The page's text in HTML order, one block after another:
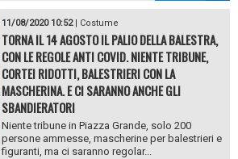
11/08/2020 10:52| Costume
TORNA IL 14 AGOSTO IL PALIO DELLA BALESTRA,
CON LE REGOLE ANTI COVID. NIENTE TRIBUNE,
CORTEI RIDOTTI, BALESTRIERI CON LA
MASCHERINA. E CI SARANNO ANCHE GLI
SBANDIERATORI
Niente tribune in Piazza Grande, solo 200
persone ammesse, mascherine per balestrieri e
figuranti, ma ci saranno regolar...